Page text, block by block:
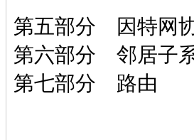
第五部分 因特网
第六部分 邻居子
第七部分 路由